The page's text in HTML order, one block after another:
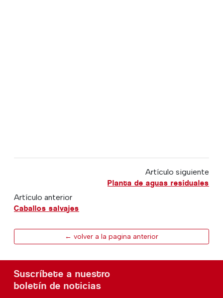
Artículo siguiente
Planta de aguas residuales
Artículo anterior
Caballos salvajes
← volver a la pagina anterior
Suscríbete a nuestro
boletín de noticias